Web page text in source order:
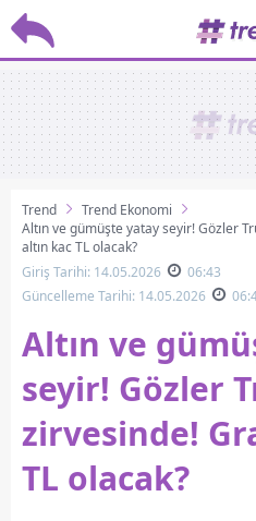
Trend
Trend Ekonomi
Altın ve gümüşte yatay seyir! Gözler
altın kaç TL olacak?
Giriş Tarihi: 14.05.2026
06:43
Güncelleme Tarihi: 14.05.2026
Altın ve
seyir! Gözler
zirvesinde!
TL olacak?